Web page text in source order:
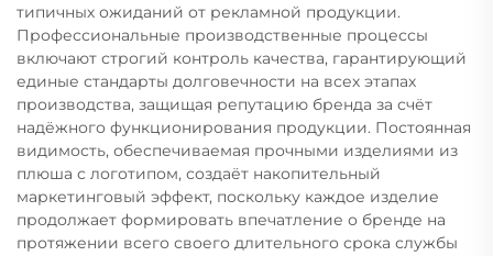
типичных ожиданий от рекламной продукции.
Профессиональные производственные процессы
включают строгий контроль качества, гарантирующий
единые стандарты долговечности на всех этапах
производства, защищая репутацию бренда за счёт
надёжного функционирования продукции. Постоянная
видимость, обеспечиваемая прочными изделиями из
плюша с логотипом, создаёт накопительный
маркетинговый эффект, поскольку каждое изделие
продолжает формировать впечатление о бренде на
протяжении всего своего длительного срока службы